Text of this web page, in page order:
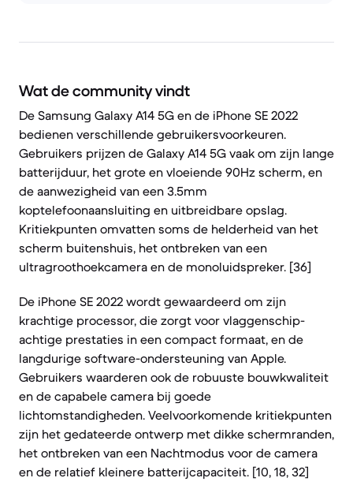
Wat de community vindt
De Samsung Galaxy A14 5G en de iPhone SE 2022
bedienen verschillende gebruikersvoorkeuren.
Gebruikers prijzen de Galaxy A14 5G vaak om zijn lange
batterijduur, het grote en vloeiende 90Hz scherm, en
de aanwezigheid van een 3.5mm
koptelefoonaansluiting en uitbreidbare opslag.
Kritiekpunten omvatten soms de helderheid van het
scherm buitenshuis, het ontbreken van een
ultragroothoekcamera en de monoluidspreker. [36]
De iPhone SE 2022 wordt gewaardeerd om zijn
krachtige processor, die zorgt voor vlaggenschip-
achtige prestaties in een compact formaat, en de
langdurige software-ondersteuning van Apple.
Gebruikers waarderen ook de robuuste bouwkwaliteit
en de capabele camera bij goede
lichtomstandigheden. Veelvoorkomende kritiekpunten
zijn het gedateerde ontwerp met dikke schermranden,
het ontbreken van een Nachtmodus voor de camera
en de relatief kleinere batterijcapaciteit. [10, 18, 32]